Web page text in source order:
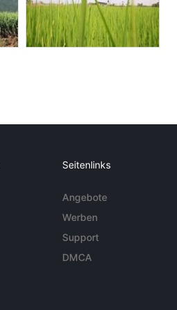
Seitenlinks
Angebote
Werben
Support
DMCA